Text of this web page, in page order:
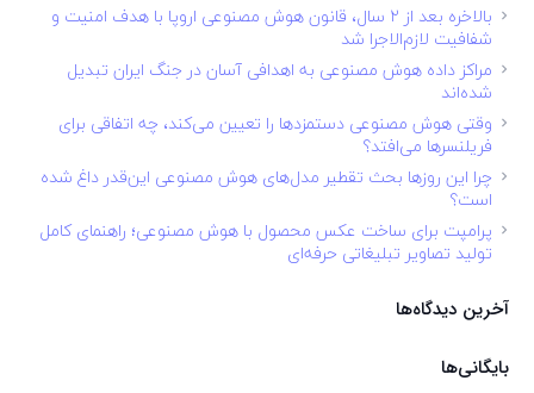
بالاخره بعد از ۲ سال، قانون هوش مصنوعی اروپا با هدف امنیت و
شفافیت لازم‌الاجرا شد
مراکز داده هوش مصنوعی به اهدافی آسان در جنگ ایران تبدیل
شده‌اند
وقتی هوش مصنوعی دستمزدها را تعیین می‌کند، چه اتفاقی برای
فریلنسرها می‌افتد؟
چرا این روزها بحث تقطیر مدل‌های هوش مصنوعی این‌قدر داغ شده
است؟
پرامپت برای ساخت عکس محصول با هوش مصنوعی؛ راهنمای کامل
تولید تصاویر تبلیغاتی حرفه‌ای
آخرین دیدگاه‌ها
بایگانی‌ها